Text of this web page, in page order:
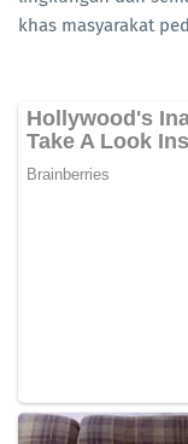
khas masyarakat